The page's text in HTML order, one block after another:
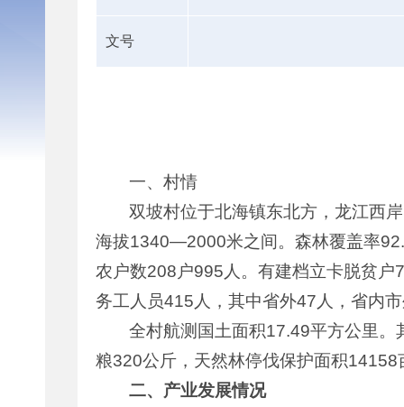
文号
一、村情
双坡村位于北海镇东北方，龙江西
海拔1340—2000米之间。森林覆盖率
农户数208户995人。有建档立卡脱贫
务工人员415人，其中省外47人，省内
全村航测国土面积17.49平方公里
粮320公斤，天然林停伐保护面积
二、产业发展情况